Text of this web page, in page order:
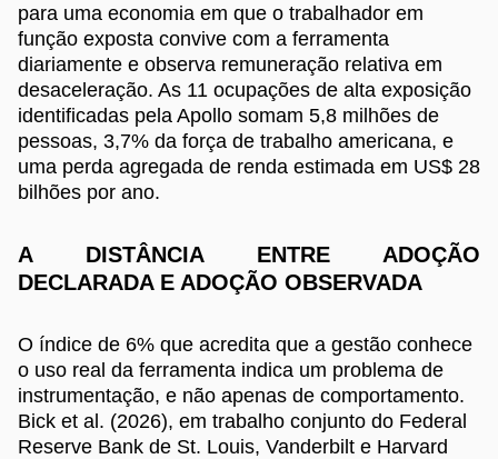
para uma economia em que o trabalhador em
função exposta convive com a ferramenta
diariamente e observa remuneração relativa em
desaceleração. As 11 ocupações de alta exposição
identificadas pela Apollo somam 5,8 milhões de
pessoas, 3,7% da força de trabalho americana, e
uma perda agregada de renda estimada em US$ 28
bilhões por ano.
A DISTÂNCIA ENTRE ADOÇÃO
DECLARADA E ADOÇÃO OBSERVADA
O índice de 6% que acredita que a gestão conhece
o uso real da ferramenta indica um problema de
instrumentação, e não apenas de comportamento.
Bick et al. (2026), em trabalho conjunto do Federal
Reserve Bank de St. Louis, Vanderbilt e Harvard